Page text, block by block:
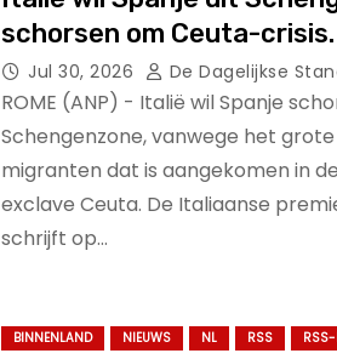
schorsen om Ceuta-crisis.
Jul 30, 2026 De Dagelijkse
ROME (ANP) - Italië wil Spanje
Schengenzone, vanwege het
migranten dat is aangekomen in
exclave Ceuta. De Italiaanse
schrijft op…
BINNENLAND NIEUWS NL RSS RSS-